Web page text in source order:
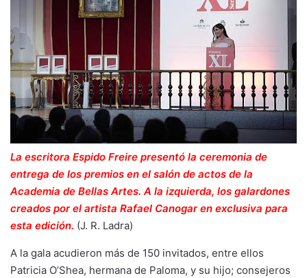
La escritora Espido Freire presentó la ceremonia de
entrega de los premios en el salón de actos de la
Academia de Bellas Artes. A la izquierda, los galardones
creados por el artista Rafael Canogar en exclusiva para
esta edición. (J. R. Ladra)
A la gala acudieron más de 150 invitados, entre ellos
Patricia O’Shea, hermana de Paloma, y su hijo; consejeros